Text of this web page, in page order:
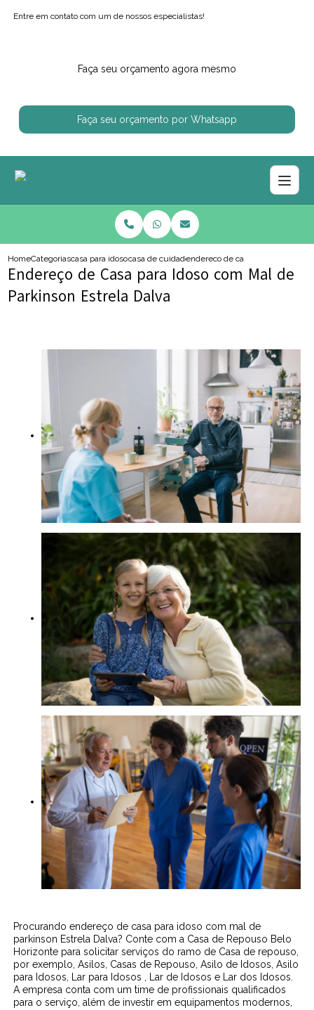
Entre em contato com um de nossos especialistas!
Faça seu orçamento agora mesmo
Faça seu orçamento por Whatsapp
HomeCategoriascasa para idososcasa de cuidado para idosoendereco de casa para idoso
Endereço de Casa para Idoso com Mal de
Parkinson Estrela Dalva
Procurando endereço de casa para idoso com mal de
parkinson Estrela Dalva? Conte com a Casa de Repouso Belo
Horizonte para solicitar serviços do ramo de Casa de repouso,
por exemplo, Asilos, Casas de Repouso, Asilo de Idosos, Asilo
para Idosos, Lar para Idosos , Lar de Idosos e Lar dos Idosos.
A empresa conta com um time de profissionais qualificados
para o serviço, além de investir em equipamentos modernos,